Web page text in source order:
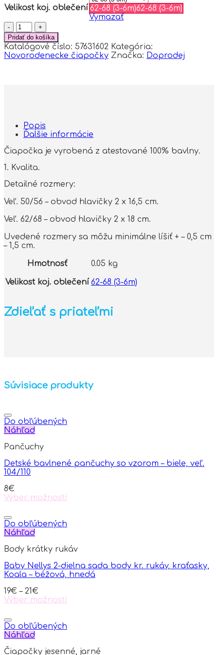
Velikost koj. oblečení 62-68 (3-6m)62-68 (3-6m)
Vymazať
množstvo
Baby
Nellys
Bavlnená
čiapočka
Pridať do košíka
Katalógové číslo: 57631602 Kategória:
Novorodenecke čiapočky Značka: Doprodej
Popis
Ďalšie informácie
Čiapočka je vyrobená z atestované 100% bavlny.
1. Kvalita.
Detailné rozmery:
Veľ. 50/56 – obvod hlavičky 2 x 16,5 cm.
Veľ. 62/68 – obvod hlavičky 2 x 18 cm.
Uvedené rozmery sa môžu minimálne líšiť + – 0,5 cm
– 1,5 cm.
Hmotnosť 0.05 kg
Velikost koj. oblečení 62-68 (3-6m)
Zdieľať s priateľmi
Súvisiace produkty
Do obľúbených
Náhľad
Pančuchy
Detské bavlnené pančuchy so vzorom – biele, veľ.
104/110
8€
Výber možností
product
has
multiple
The
may
be
on
the
page
Do obľúbených
Náhľad
Body krátky rukáv
Baby Nellys 2-dielna sada body kr. rukáv, kraťasky,
Koala – béžová, hnedá
19€ – 21€
Výber možností
product
has
multiple
The
Do obľúbených
Náhľad
Čiapočky jesenné, jarné